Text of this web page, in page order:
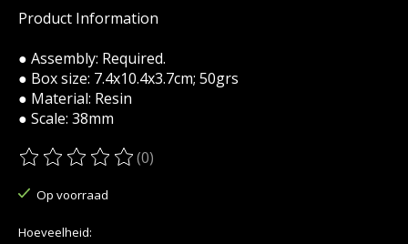
Product Information
● Assembly: Required.
● Box size: 7.4x10.4x3.7cm; 50grs
● Material: Resin
● Scale: 38mm
De beoordeling van dit product is
(0)
Op voorraad
Hoeveelheid: